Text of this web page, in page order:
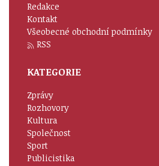
Redakce
Kontakt
Všeobecné obchodní podmínky
RSS
KATEGORIE
Zprávy
Rozhovory
Kultura
Společnost
Sport
Publicistika